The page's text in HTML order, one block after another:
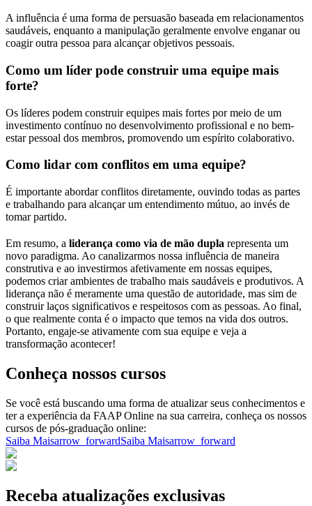
A influência é uma forma de persuasão baseada em relacionamentos
saudáveis, enquanto a manipulação geralmente envolve enganar ou
coagir outra pessoa para alcançar objetivos pessoais.
Como um líder pode construir uma equipe mais
forte?
Os líderes podem construir equipes mais fortes por meio de um
investimento contínuo no desenvolvimento profissional e no bem-
estar pessoal dos membros, promovendo um espírito colaborativo.
Como lidar com conflitos em uma equipe?
É importante abordar conflitos diretamente, ouvindo todas as partes
e trabalhando para alcançar um entendimento mútuo, ao invés de
tomar partido.
Em resumo, a liderança como via de mão dupla representa um
novo paradigma. Ao canalizarmos nossa influência de maneira
construtiva e ao investirmos afetivamente em nossas equipes,
podemos criar ambientes de trabalho mais saudáveis e produtivos. A
liderança não é meramente uma questão de autoridade, mas sim de
construir laços significativos e respeitosos com as pessoas. Ao final,
o que realmente conta é o impacto que temos na vida dos outros.
Portanto, engaje-se ativamente com sua equipe e veja a
transformação acontecer!
Conheça nossos cursos
Se você está buscando uma forma de atualizar seus conhecimentos e
ter a experiência da FAAP Online na sua carreira, conheça os nossos
cursos de pós-graduação online:
Saiba Maisarrow_forwardSaiba Maisarrow_forward
Receba atualizações exclusivas